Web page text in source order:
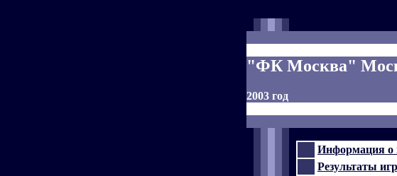
"ФК Москва"
2003 год
Информация о
Результаты игр